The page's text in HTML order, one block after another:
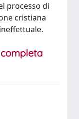
processo di
cristiana